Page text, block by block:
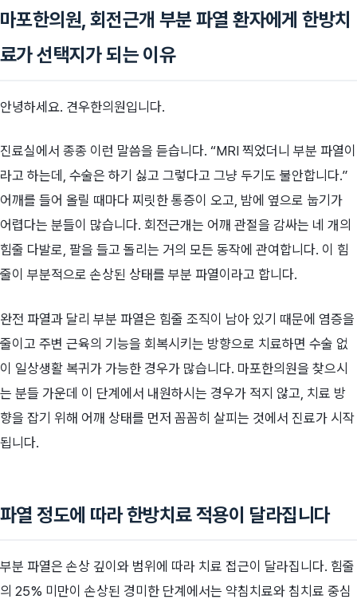
마포한의원, 회전근개 부분 파열 환자에게 한방치
료가 선택지가 되는 이유
안녕하세요. 견우한의원입니다.
진료실에서 종종 이런 말씀을 듣습니다. “MRI 찍었더니 부분 파열이
라고 하는데, 수술은 하기 싫고 그렇다고 그냥 두기도 불안합니다.”
어깨를 들어 올릴 때마다 찌릿한 통증이 오고, 밤에 옆으로 눕기가
어렵다는 분들이 많습니다. 회전근개는 어깨 관절을 감싸는 네 개의
힘줄 다발로, 팔을 들고 돌리는 거의 모든 동작에 관여합니다. 이 힘
줄이 부분적으로 손상된 상태를 부분 파열이라고 합니다.
완전 파열과 달리 부분 파열은 힘줄 조직이 남아 있기 때문에 염증을
줄이고 주변 근육의 기능을 회복시키는 방향으로 치료하면 수술 없
이 일상생활 복귀가 가능한 경우가 많습니다. 마포한의원을 찾으시
는 분들 가운데 이 단계에서 내원하시는 경우가 적지 않고, 치료 방
향을 잡기 위해 어깨 상태를 먼저 꼼꼼히 살피는 것에서 진료가 시작
됩니다.
파열 정도에 따라 한방치료 적용이 달라집니다
부분 파열은 손상 깊이와 범위에 따라 치료 접근이 달라집니다. 힘줄
의 25% 미만이 손상된 경미한 단계에서는 약침치료와 침치료 중심